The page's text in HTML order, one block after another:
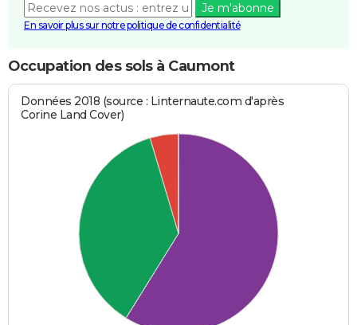
Je m'abonne
En savoir plus sur notre politique de confidentialité
Occupation des sols à Caumont
Données 2018 (source : Linternaute.com d'après
Corine Land Cover)